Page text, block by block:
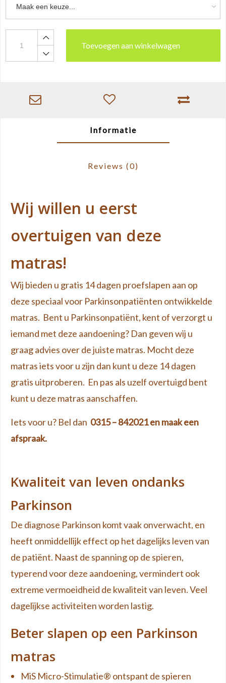
Toevoegen aan winkelwagen
Informatie
Reviews (0)
Wij willen u eerst
overtuigen van deze
matras!
Wij bieden u gratis 14 dagen proefslapen aan op
deze speciaal voor Parkinsonpatiënten ontwikkelde
matras. Bent u Parkinsonpatiënt, kent of verzorgt u
iemand met deze aandoening? Dan geven wij u
graag advies over de juiste matras. Mocht deze
matras iets voor u zijn dan kunt u deze 14 dagen
gratis uitproberen. En pas als uzelf overtuigd bent
kunt u deze matras aanschaffen.
Iets voor u? Bel dan 0315 – 842021 en maak een
afspraak.
Kwaliteit van leven ondanks
Parkinson
De diagnose Parkinson komt vaak onverwacht, en
heeft onmiddellijk effect op het dagelijks leven van
de patiënt. Naast de spanning op de spieren,
typerend voor deze aandoening, vermindert ook
extreme vermoeidheid de kwaliteit van leven. Veel
dagelijkse activiteiten worden lastig.
Beter slapen op een Parkinson
matras
MiS Micro-Stimulatie® ontspant de spieren